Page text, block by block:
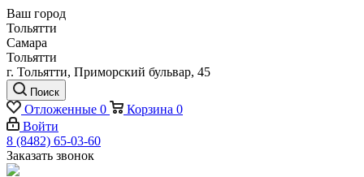
Ваш город
Тольятти
Самара
Тольятти
г. Тольятти, Приморский бульвар, 45
Поиск
Отложенные 0 Корзина 0
Войти
8 (8482) 65-03-60
Заказать звонок